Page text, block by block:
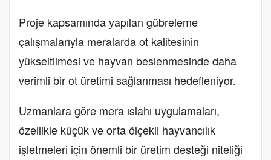
Proje kapsamında yapılan gübreleme
çalışmalarıyla meralarda ot kalitesinin
yükseltilmesi ve hayvan beslenmesinde daha
verimli bir ot üretimi sağlanması hedefleniyor.
Uzmanlara göre mera ıslahı uygulamaları,
özellikle küçük ve orta ölçekli hayvancılık
işletmeleri için önemli bir üretim desteği niteliği